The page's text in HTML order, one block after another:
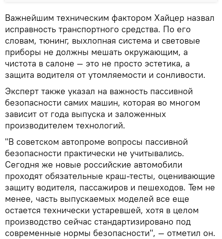
Важнейшим техническим фактором Хайцер назвал
исправность транспортного средства. По его
словам, тюнинг, выхлопная система и световые
приборы не должны мешать окружающим, а
чистота в салоне — это не просто эстетика, а
защита водителя от утомляемости и сонливости.
Эксперт также указал на важность пассивной
безопасности самих машин, которая во многом
зависит от года выпуска и заложенных
производителем технологий.
"В советском автопроме вопросы пассивной
безопасности практически не учитывались.
Сегодня же новые российские автомобили
проходят обязательные краш-тесты, оценивающие
защиту водителя, пассажиров и пешеходов. Тем не
менее, часть выпускаемых моделей все еще
остается технически устаревшей, хотя в целом
производство сейчас стандартизировано под
современные нормы безопасности", — отметил он.